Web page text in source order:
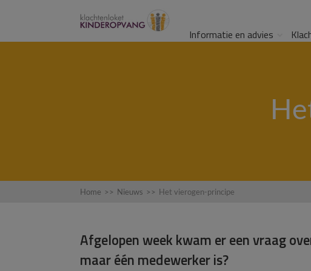
Informatie en advies
Home >> Nieuws >> Het vierogen-principe
Afgelopen week kwam er een vraag
maar één medewerker is?